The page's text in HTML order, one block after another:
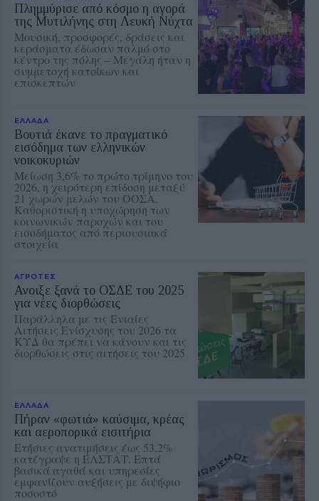
Πλημμύρισε από κόσμο η αγορά
της Μυτιλήνης στη Λευκή Νύχτα
Μουσική, προσφορές, δράσεις και
κεράσματα έδωσαν παλμό στο
κέντρο της πόλης – Μεγάλη ήταν η
συμμετοχή κατοίκων και
επισκεπτών
ΕΛΛΑΔΑ
Βουτιά έκανε το πραγματικό
εισόδημα των ελληνικών
νοικοκυριών
Μείωση 3,6% το πρώτο τρίμηνο του
2026, η χειρότερη επίδοση μεταξύ
21 χωρών μελών του ΟΟΣΑ.
Καθοριστική η υποχώρηση των
κοινωνικών παροχών και του
εισοδήματος από περιουσιακά
στοιχεία
ΑΓΡΟΤΕΣ
Ανοιξε ξανά το ΟΣΔΕ του 2025
για νέες διορθώσεις
Παράλληλα με τις Ενιαίες
Αιτήσεις Ενίσχυσης του 2026 τα
ΚΥΔ θα πρέπει να κάνουν και τις
διορθώσεις στις αιτήσεις του 2025
ΕΛΛΑΔΑ
Πήραν «φωτιά» καύσιμα, κρέας
και αεροπορικά εισιτήρια
Ετήσιες ανατιμήσεις έως 53,2%
κατέγραψε η ΕΛΣΤΑΤ. Επτά
βασικά αγαθά και υπηρεσίες
εμφανίζουν αυξήσεις με διψήφιο
ποσοστό